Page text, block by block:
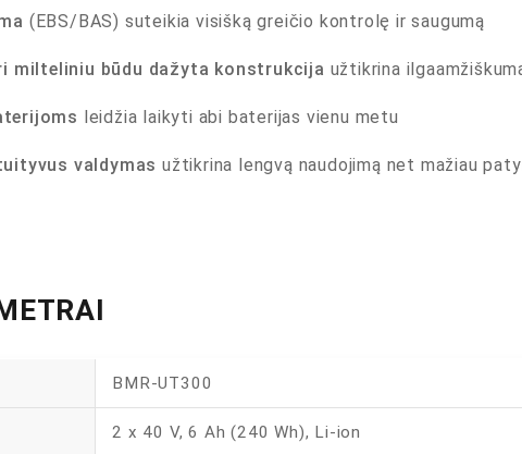
(EBS/BAS) suteikia visišką greičio kontrolę ir saugumą
milteliniu būdu dažyta konstrukcija užtikrina
leidžia laikyti abi baterijas vienu metu
valdymas užtikrina lengvą naudojimą net mažiau
BMR-UT300
2 x 40 V, 6 Ah (240 Wh), Li-ion